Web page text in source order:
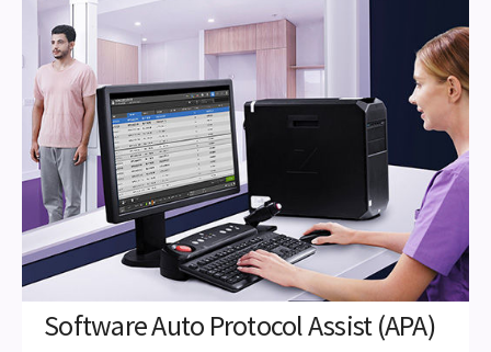
Software Auto Protocol Assist (APA)